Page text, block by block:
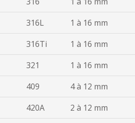
316L 1 à 16 mm
316Ti 1 à 16 mm
321 1 à 16 mm
409 4 à 12 mm
420A 2 à 12 mm